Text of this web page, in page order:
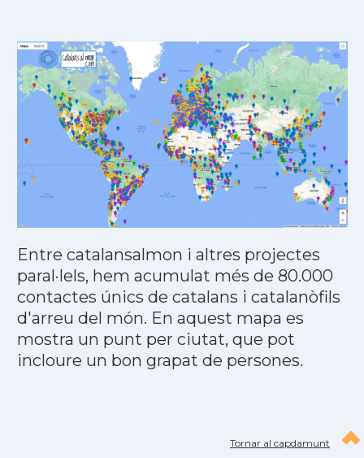
Entre catalansalmon i altres projectes
paral·lels, hem acumulat més de 80.000
contactes únics de catalans i catalanòfils
d'arreu del món. En aquest mapa es
mostra un punt per ciutat, que pot
incloure un bon grapat de persones.
Tornar al capdamunt